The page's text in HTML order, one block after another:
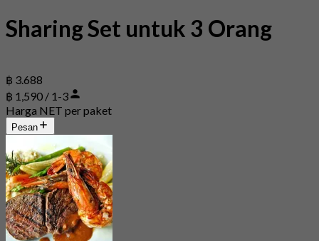
Sharing Set untuk 3 Orang
฿ 3.688
฿ 1,590 / 1-3
Harga NET per paket
Pesan